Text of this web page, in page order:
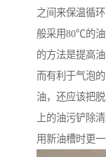
之间来保温循
般采用80℃的
的方法是提高
而有利于气泡
油，还应该把
上的油污铲除
用新油槽时更一